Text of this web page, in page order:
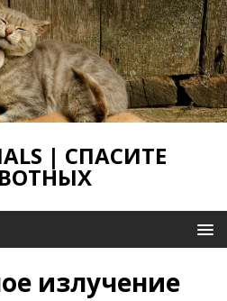
| СПАСИТЕ
излучение